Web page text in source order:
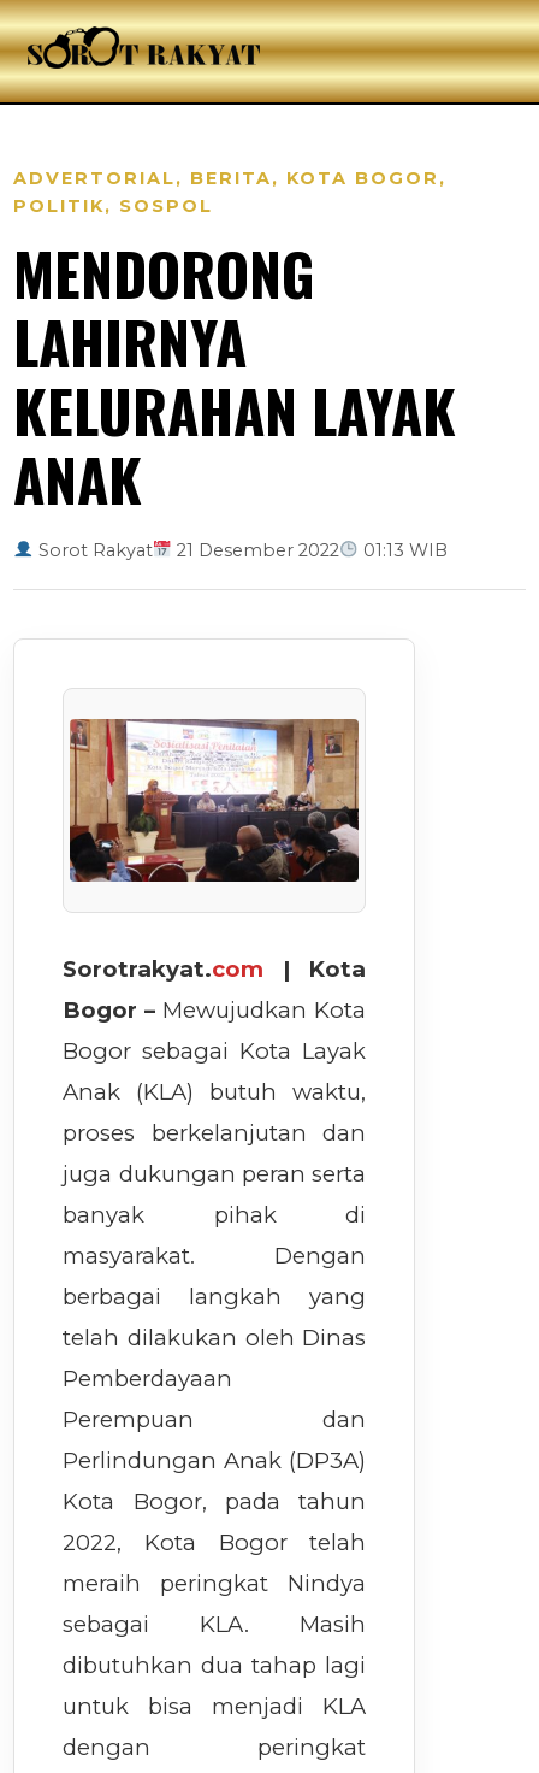
ADVERTORIAL, BERITA, KOTA BOGOR ,
POLITIK, SOSPOL
MENDORONG
LAHIRNYA
KELURAHAN LAYAK
ANAK
Sorot Rakyat 21 Desember 2022 01:13 WIB
Sorotrakyat.com | Kota
Bogor – Mewujudkan Kota
Bogor sebagai Kota Layak
Anak (KLA) butuh waktu,
proses berkelanjutan dan
juga dukungan peran serta
banyak pihak di
masyarakat. Dengan
berbagai langkah yang
telah dilakukan oleh Dinas
Pemberdayaan
Perempuan dan
Perlindungan Anak (DP3A)
Kota Bogor, pada tahun
2022, Kota Bogor telah
meraih peringkat Nindya
sebagai KLA. Masih
dibutuhkan dua tahap lagi
untuk bisa menjadi KLA
dengan peringkat